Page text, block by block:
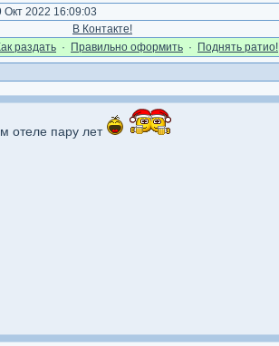
2022 16:09:03
В Контакте!
раздать · Правильно оформить · Поднять ратио!
отеле пару лет